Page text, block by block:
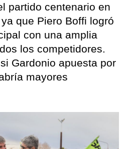
partido centenario en
que Piero Boffi logró
con una amplia
los competidores.
Gardonio apuesta por
mayores